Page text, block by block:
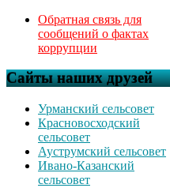
Обратная связь для
сообщений о фактах
коррупции
Сайты наших друзей
Урманский сельсовет
Красновосходский
сельсовет
Ауструмский сельсовет
Ивано-Казанский
сельсовет